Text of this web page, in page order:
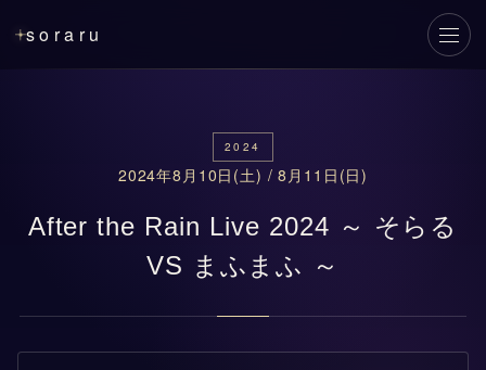
soraru
メニ
2024
2024年8月10日(土) / 8月11日(日)
After the Rain Live 2024 ～ そらる
VS まふまふ ～